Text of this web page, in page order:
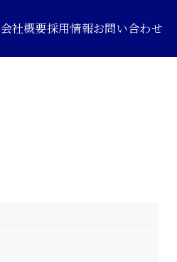
会社概要採用情報お問い合わせ